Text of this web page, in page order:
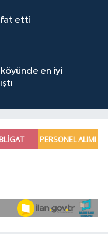
etti
en iyi